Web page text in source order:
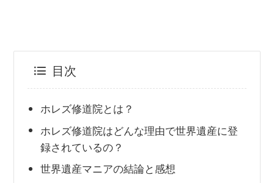
目次
ホレズ修道院とは？
ホレズ修道院はどんな理由で世界遺産に登
録されているの？
世界遺産マニアの結論と感想